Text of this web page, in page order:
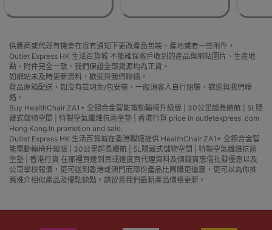
供應商或代理有機會在沒有通知下更改產品包裝、產地或者一些附件，
Outlet Express HK 生活百貨城 不能確保客戶收到的產品與網站圖片、生產地
點、附件完全一致。我們保證全部貨源均為正貨。
如網站未及時更新資料，歡迎與我們聯絡。
貨品原箱配送，如沒有註明免/包安裝，一般須客人自行組裝，歡迎與我們聯
絡。
Buy HealthChair ZA1+ 全鋁合金智能電動輪椅升級版 | 30公里超長續航 | 5L隱
藏式儲物空間 | 特製空氣纖維抗菌坐墊 | 香港行貨 price in outletexpress .com
Hong Kong.In promotion and sale.
Outlet Express HK 生活百貨城在香港觀塘提供 HealthChair ZA1+ 全鋁合金智
能電動輪椅升級版 | 30公里超長續航 | 5L隱藏式儲物空間 | 特製空氣纖維抗菌
坐墊 | 香港行貨 在那裡買邊到買或邊度買代理資料及價錢實惠借批發優惠以及
公司學校報價，更可送到香港或澳門而部份產品比團購更優惠，更可以為你推
薦推介相似產品及優點缺點，請留意我們最新產品價格更新。